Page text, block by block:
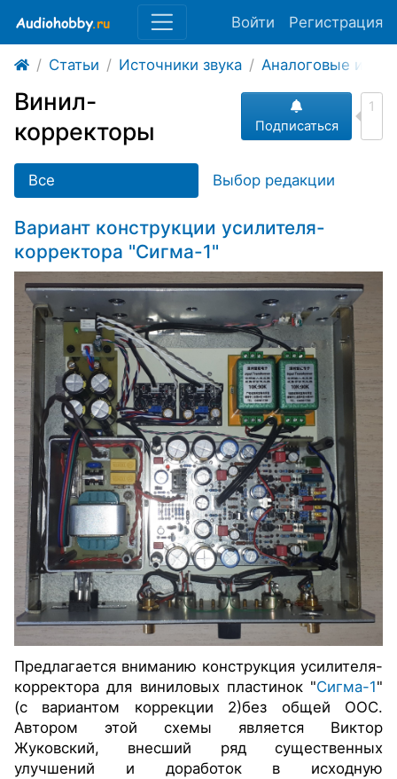
Войти Регистрация
Статьи Источники звука Аналоговые
Винил-
корректоры
Подписаться
1
Все Выбор редакции
Вариант конструкции усилителя-
корректора "Сигма-1"
Предлагается вниманию конструкция усилителя-
корректора для виниловых пластинок "Сигма-1"
(с вариантом коррекции 2)без общей ООС.
Автором этой схемы является Виктор
Жуковский, внесший ряд существенных
улучшений и доработок в исходную